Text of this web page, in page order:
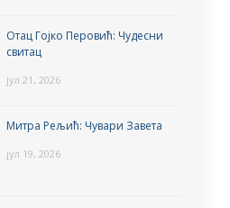
Отац Гојко Перовић: Чудесни
свитац
јул 21, 2026
Митра Рељић: Чувари Завета
јул 19, 2026